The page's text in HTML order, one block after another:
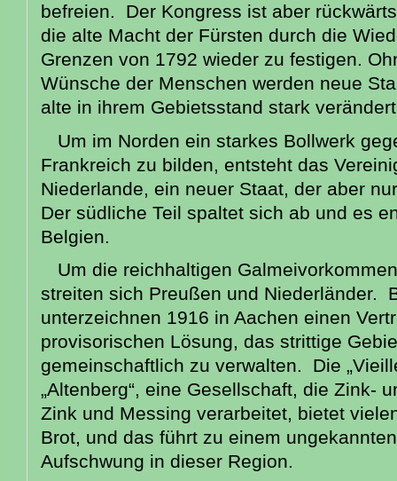
befreien. Der Kongress ist aber
die alte Macht der Fürsten durch die
Grenzen von 1792 wieder zu festigen.
Wünsche der Menschen werden neue
alte in ihrem Gebietsstand stark
Um im Norden ein starkes Bollwerk
Frankreich zu bilden, entsteht das
Niederlande, ein neuer Staat, der aber
Der südliche Teil spaltet sich ab und es
Belgien.
Um die reichhaltigen
streiten sich Preußen und Niederländer.
unterzeichnen 1916 in Aachen einen
provisorischen Lösung, das strittige
gemeinschaftlich zu verwalten. Die
„Altenberg“, eine Gesellschaft, die Zink-
Zink und Messing verarbeitet, bietet
Brot, und das führt zu einem
Aufschwung in dieser Region.